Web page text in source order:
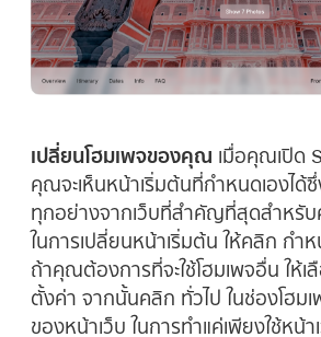
เปลี่ยนโฮมเพจของคุณ เมื่อคุณเปิด
คุณจะเห็นหน้าเริ่มต้นที่กำหนดเองไ
ทุกอย่างจากเว็บที่สำคัญที่สุดสำหรั
ในการเปลี่ยนหน้าเริ่มต้น ให้คลิก กำ
ถ้าคุณต้องการที่จะใช้โฮมเพจอื่น ให้เ
ตั้งค่า จากนั้นคลิก ทั่วไป ในช่องโฮม
ของหน้าเว็บ ในการทำแค่เพียงใช้หน้